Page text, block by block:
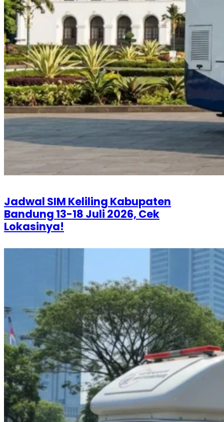
Jadwal SIM Keliling Kabupaten
Bandung 13-18 Juli 2026, Cek
Lokasinya!